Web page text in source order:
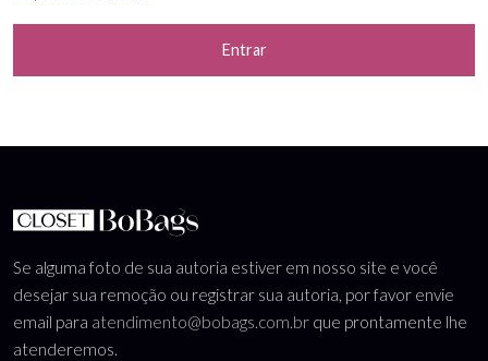
Entrar
Se alguma foto de sua autoria estiver em nosso site e você
desejar sua remoção ou registrar sua autoria, por favor envie
email para atendimento@bobags.com.br que prontamente lhe
atenderemos.